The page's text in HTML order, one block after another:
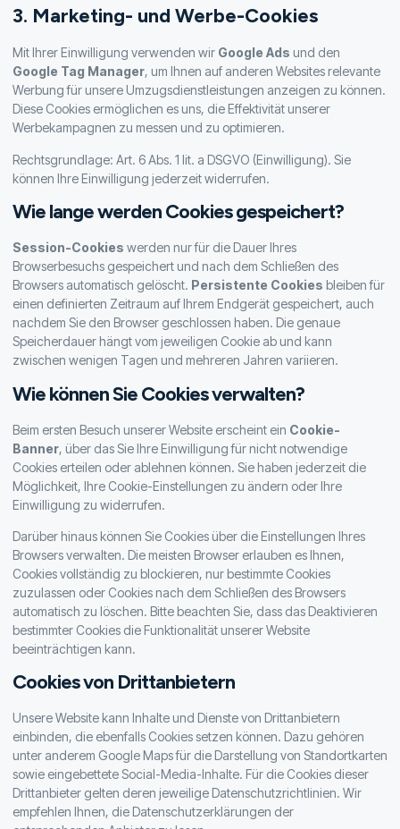
3. Marketing- und Werbe-Cookies
Mit Ihrer Einwilligung verwenden wir Google Ads und den
Google Tag Manager, um Ihnen auf anderen Websites relevante
Werbung für unsere Umzugsdienstleistungen anzeigen zu können.
Diese Cookies ermöglichen es uns, die Effektivität unserer
Werbekampagnen zu messen und zu optimieren.
Rechtsgrundlage: Art. 6 Abs. 1 lit. a DSGVO (Einwilligung). Sie
können Ihre Einwilligung jederzeit widerrufen.
Wie lange werden Cookies gespeichert?
Session-Cookies werden nur für die Dauer Ihres
Browserbesuchs gespeichert und nach dem Schließen des
Browsers automatisch gelöscht. Persistente Cookies bleiben für
einen definierten Zeitraum auf Ihrem Endgerät gespeichert, auch
nachdem Sie den Browser geschlossen haben. Die genaue
Speicherdauer hängt vom jeweiligen Cookie ab und kann
zwischen wenigen Tagen und mehreren Jahren variieren.
Wie können Sie Cookies verwalten?
Beim ersten Besuch unserer Website erscheint ein Cookie-
Banner, über das Sie Ihre Einwilligung für nicht notwendige
Cookies erteilen oder ablehnen können. Sie haben jederzeit die
Möglichkeit, Ihre Cookie-Einstellungen zu ändern oder Ihre
Einwilligung zu widerrufen.
Darüber hinaus können Sie Cookies über die Einstellungen Ihres
Browsers verwalten. Die meisten Browser erlauben es Ihnen,
Cookies vollständig zu blockieren, nur bestimmte Cookies
zuzulassen oder Cookies nach dem Schließen des Browsers
automatisch zu löschen. Bitte beachten Sie, dass das Deaktivieren
bestimmter Cookies die Funktionalität unserer Website
beeinträchtigen kann.
Cookies von Drittanbietern
Unsere Website kann Inhalte und Dienste von Drittanbietern
einbinden, die ebenfalls Cookies setzen können. Dazu gehören
unter anderem Google Maps für die Darstellung von Standortkarten
sowie eingebettete Social-Media-Inhalte. Für die Cookies dieser
Drittanbieter gelten deren jeweilige Datenschutzrichtlinien. Wir
empfehlen Ihnen, die Datenschutzerklärungen der